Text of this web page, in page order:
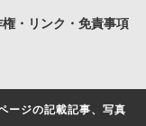
権・リンク・免責事項
ージの記載記事、写真